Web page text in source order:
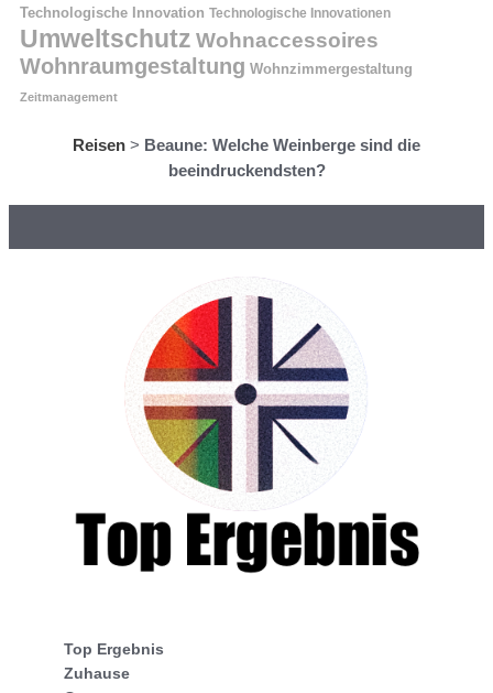
Technologische Innovation Technologische Innovationen
Umweltschutz Wohnaccessoires
Wohnraumgestaltung Wohnzimmergestaltung
Zeitmanagement
Reisen > Beaune: Welche Weinberge sind die
beeindruckendsten?
Top Ergebnis
Zuhause